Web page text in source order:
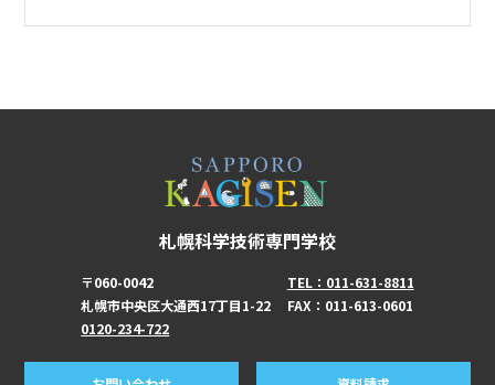
札幌科学技術専門学校
〒060-0042
札幌市中央区大通西17丁目1-22
0120-234-722
TEL：011-631-8811
FAX：011-613-0601